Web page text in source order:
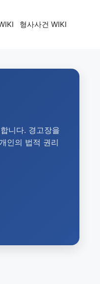
형사사건 WIKI
니다. 경고장을
인의 법적 권리